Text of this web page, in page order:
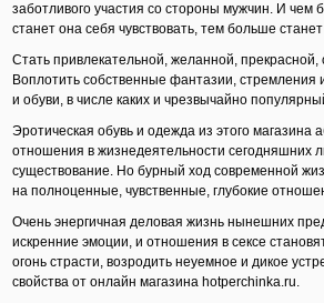
заботливого участия со стороны мужчин. И
станет она себя чувствовать, тем больше
Стать привлекательной, желанной,
Воплотить собственные фантазии, стремления
и обуви, в числе каких и чрезвычайно
Эротическая обувь и одежда из этого
отношения в жизнедеятельности сегодняшних
существование. Но бурный ход современной
на полноценные, чувственные, глубокие
Очень энергичная деловая жизнь нынешних
искренние эмоции, и отношения в сексе
огонь страсти, возродить неуемное и дикое
свойства от онлайн магазина hotperchinka.ru.